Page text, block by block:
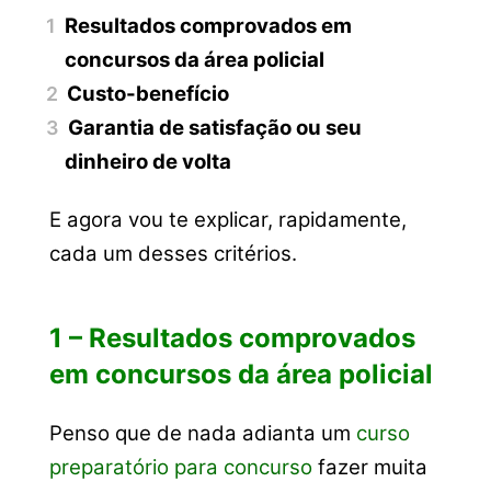
Resultados comprovados em
concursos da área policial
Custo-benefício
Garantia de satisfação ou seu
dinheiro de volta
E agora vou te explicar, rapidamente,
cada um desses critérios.
1 – Resultados comprovados
em concursos da área policial
Penso que de nada adianta um curso
preparatório para concursofazer muita